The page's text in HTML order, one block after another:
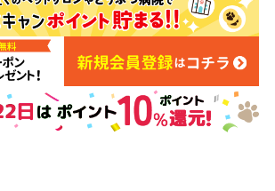
キャットフード
服・おさんぽ用品
パスについて
ス